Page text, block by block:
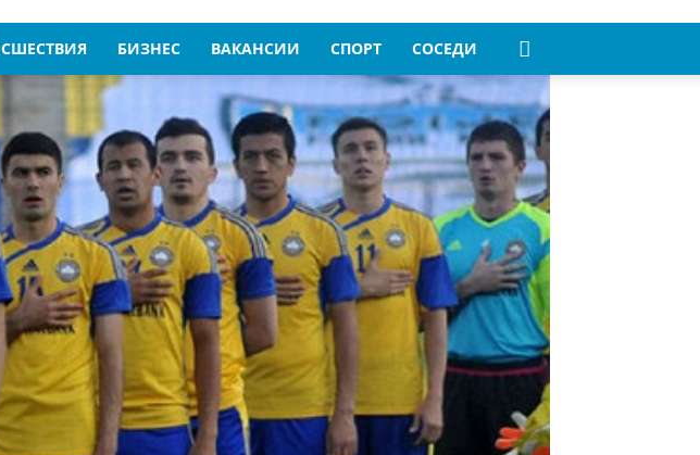
БИЗНЕС ВАКАНСИИ СПОРТ СОСЕДИ